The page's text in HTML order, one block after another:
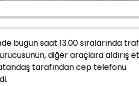
bugün saat 13.00 sıralarında
diğer araçlara aldırış
tarafından cep telefonu